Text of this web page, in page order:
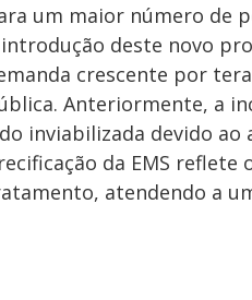
um maior número de
deste novo
crescente por
Anteriormente, a
inviabilizada devido
da EMS
atendendo a